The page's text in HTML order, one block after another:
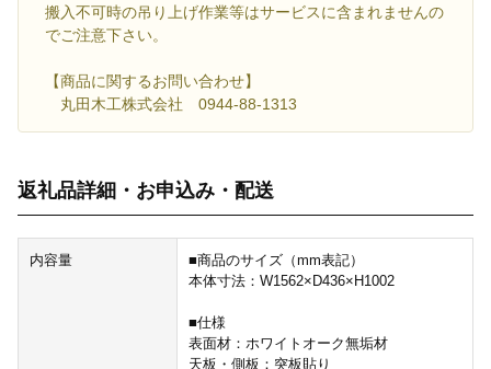
搬入不可時の吊り上げ作業等はサービスに含まれませんの
でご注意下さい。
【商品に関するお問い合わせ】
丸田木工株式会社 0944-88-1313
返礼品詳細・お申込み・配送
内容量
■商品のサイズ（mm表記）
本体寸法：W1562×D436×H1002
■仕様
表面材：ホワイトオーク無垢材
天板・側板：突板貼り